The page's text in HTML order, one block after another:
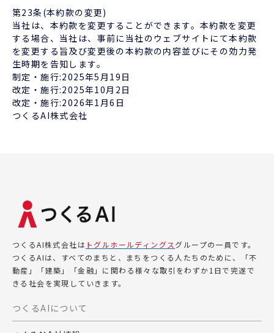
第23条(本約款の変更)
当社は、本約款を変更することができます。本約款を変更
する場合、当社は、事前に当社のウェブサイトにて本約款
を変更する旨及び変更後の本約款の内容並びにその効力発
生時期を告知します。
制定・施行:2025年5月19日
改定・施行:2025年10月2日
改定・施行:2026年1月6日
つくるAI株式会社
つくるAI株式会社は トグルホールディングス グループの一員です。
つくるAIは、すべてのまちと、まちをつくる人たちのために、「不
動産」「建築」「金融」に関わる様々な取引をわずか1日で完遂で
きる社会を実現していきます。
つくるAIについて